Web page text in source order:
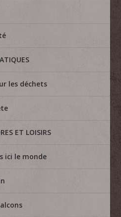
les déchets
ET LOISIRS
ici le monde